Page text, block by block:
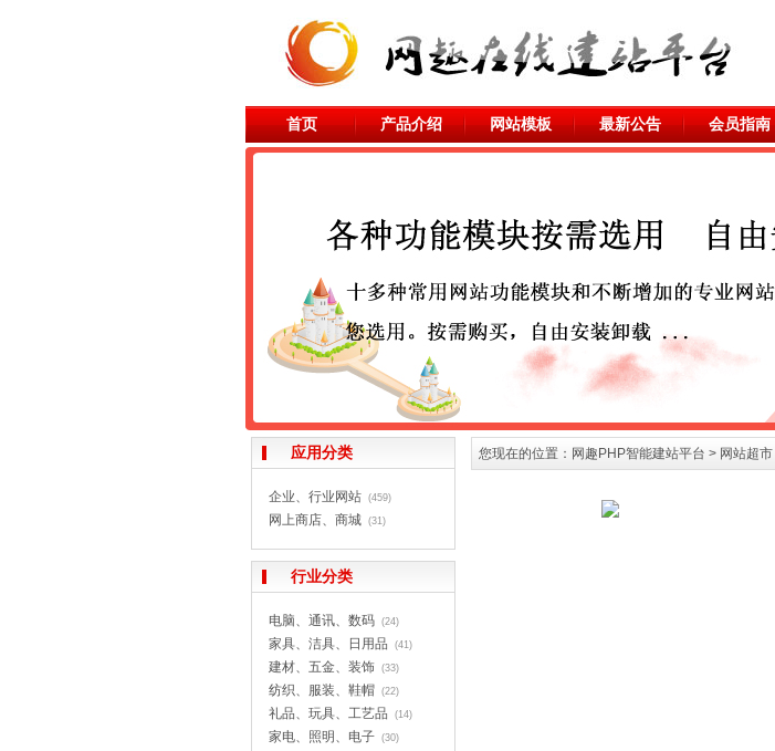
首页 产品介绍 网站模板 最新公告 会员指南
应用分类
企业、行业网站 (459)
网上商店、商城 (31)
您现在的位置： 网趣PHP智能建站平台 > 网站超市
行业分类
电脑、通讯、数码 (24)
家具、洁具、日用品 (41)
建材、五金、装饰 (33)
纺织、服装、鞋帽 (22)
礼品、玩具、工艺品 (14)
家电、照明、电子 (30)